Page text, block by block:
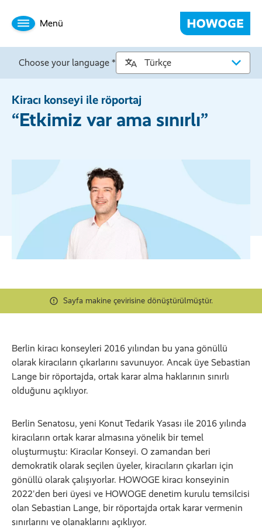
Menü
Choose your language *
Kiracı konseyi ile röportaj
“Etkimiz var ama sınırlı”
Sayfa makine çevirisine dönüştürülmüştür.
Berlin kiracı konseyleri 2016 yılından bu yana gönüllü
olarak kiracıların çıkarlarını savunuyor. Ancak üye Sebastian
Lange bir röportajda, ortak karar alma haklarının sınırlı
olduğunu açıklıyor.
Berlin Senatosu, yeni Konut Tedarik Yasası ile 2016 yılında
kiracıların ortak karar almasına yönelik bir temel
oluşturmuştu: Kiracılar Konseyi. O zamandan beri
demokratik olarak seçilen üyeler, kiracıların çıkarları için
gönüllü olarak çalışıyorlar. HOWOGE kiracı konseyinin
2022'den beri üyesi ve HOWOGE denetim kurulu temsilcisi
olan Sebastian Lange, bir röportajda ortak karar vermenin
sınırlarını ve olanaklarını açıklıyor.